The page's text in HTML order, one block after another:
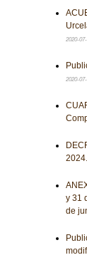
2020-
2020-
2024.
y 31
de